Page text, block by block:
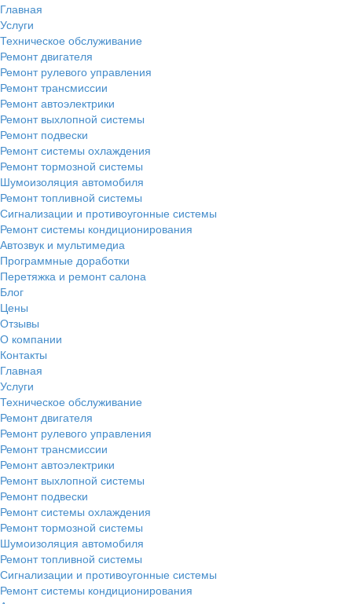
Главная
Услуги
Техническое обслуживание
Ремонт двигателя
Ремонт рулевого управления
Ремонт трансмиссии
Ремонт автоэлектрики
Ремонт выхлопной системы
Ремонт подвески
Ремонт системы охлаждения
Ремонт тормозной системы
Шумоизоляция автомобиля
Ремонт топливной системы
Сигнализации и противоугонные системы
Ремонт системы кондиционирования
Автозвук и мультимедиа
Программные доработки
Перетяжка и ремонт салона
Блог
Цены
Отзывы
О компании
Контакты
Главная
Услуги
Техническое обслуживание
Ремонт двигателя
Ремонт рулевого управления
Ремонт трансмиссии
Ремонт автоэлектрики
Ремонт выхлопной системы
Ремонт подвески
Ремонт системы охлаждения
Ремонт тормозной системы
Шумоизоляция автомобиля
Ремонт топливной системы
Сигнализации и противоугонные системы
Ремонт системы кондиционирования